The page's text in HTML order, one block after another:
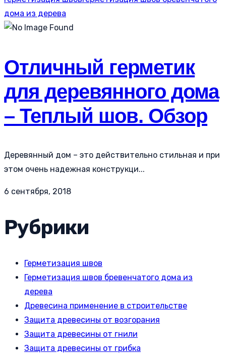
дома из дерева
Отличный герметик
для деревянного дома
– Теплый шов. Обзор
Деревянный дом – это действительно стильная и при
этом очень надежная конструкци...
6 сентября, 2018
Рубрики
Герметизация швов
Герметизация швов бревенчатого дома из
дерева
Древесина применение в строительстве
Защита древесины от возгорания
Защита древесины от гнили
Защита древесины от грибка